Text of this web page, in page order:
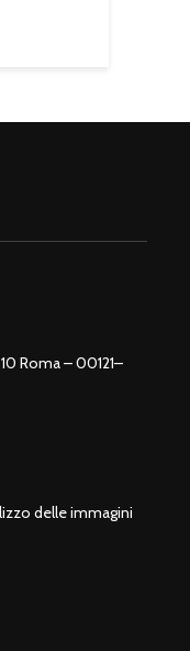
Roma – 00121–
delle immagini